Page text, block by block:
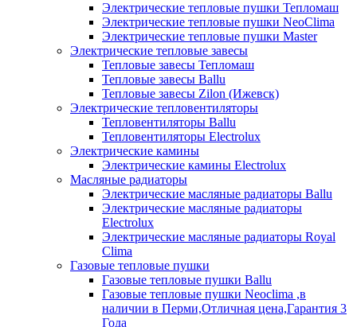
Электрические тепловые пушки Тепломаш
Электрические тепловые пушки NeoClima
Электрические тепловые пушки Master
Электрические тепловые завесы
Тепловые завесы Тепломаш
Тепловые завесы Ballu
Тепловые завесы Zilon (Ижевск)
Электрические тепловентиляторы
Тепловентиляторы Ballu
Тепловентиляторы Electrolux
Электрические камины
Электрические камины Electrolux
Масляные радиаторы
Электрические масляные радиаторы Ballu
Электрические масляные радиаторы
Electrolux
Электрические масляные радиаторы Royal
Clima
Газовые тепловые пушки
Газовые тепловые пушки Ballu
Газовые тепловые пушки Neoclima ,в
наличии в Перми,Отличная цена,Гарантия 3
Года